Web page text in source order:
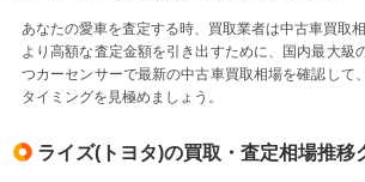
あなたの愛車を査定する時、買取業者は中古車買取
より高額な査定金額を引き出すために、国内最大級
つカーセンサーで最新の中古車買取相場を確認して
タイミングを見極めましょう。
ライズ(トヨタ)の買取・査定相場推移